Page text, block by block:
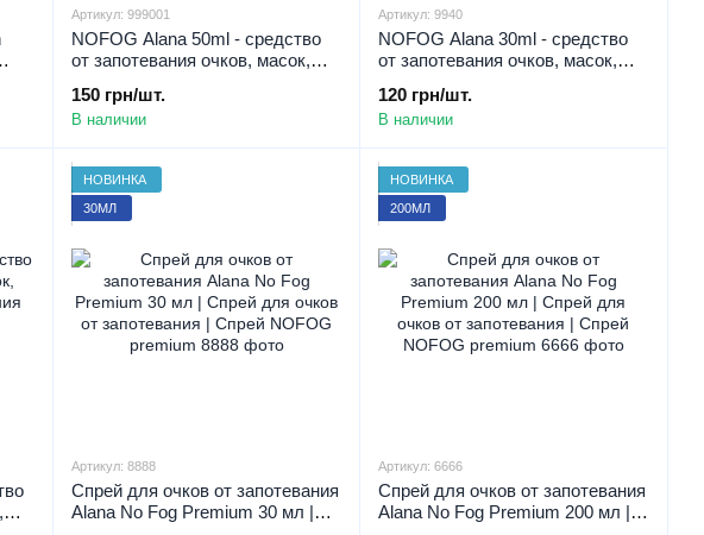
Артикул: 999001
NOFOG Alana 50ml - средство
от запотевания очков, масок,
150 грн/шт.
В наличии
Артикул: 9940
NOFOG Alana 30ml - средство
от запотевания очков, масок,
120 грн/шт.
В наличии
НОВИНКА
30МЛ
Артикул: 8888
Спрей для очков от запотевания
Alana No Fog Premium 30 мл |
НОВИНКА
200МЛ
Артикул: 6666
Спрей для очков от запотевания
Alana No Fog Premium 200 мл |